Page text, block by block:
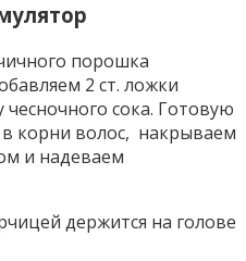
порошка
2 ст. ложки
чесночного сока. Готовую
корни волос, накрываем
и надеваем
держится на голове